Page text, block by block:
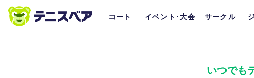
コート イベント･大会 サークル
いつでも